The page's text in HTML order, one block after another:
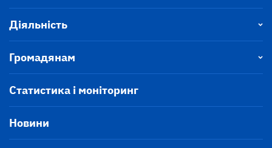
Діяльність
Громадянам
Статистика і моніторинг
Новини